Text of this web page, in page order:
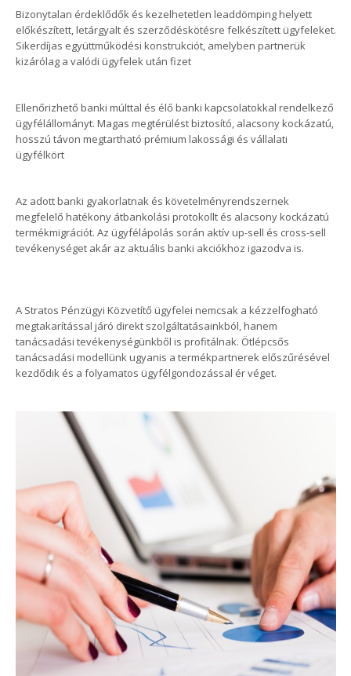
Bizonytalan érdeklődők és kezelhetetlen leaddömping helyett
előkészített, letárgyalt és szerződéskötésre felkészített ügyfeleket.
Sikerdíjas együttműködési konstrukciót, amelyben partnerük
kizárólag a valódi ügyfelek után fizet
Ellenőrizhető banki múlttal és élő banki kapcsolatokkal rendelkező
ügyfélállományt. Magas megtérülést biztosító, alacsony kockázatú,
hosszú távon megtartható prémium lakossági és vállalati
ügyfélkört
Az adott banki gyakorlatnak és követelményrendszernek
megfelelő hatékony átbankolási protokollt és alacsony kockázatú
termékmigrációt. Az ügyfélápolás során aktív up-sell és cross-sell
tevékenységet akár az aktuális banki akciókhoz igazodva is.
A Stratos Pénzügyi Közvetítő ügyfelei nemcsak a kézzelfogható
megtakarítással járó direkt szolgáltatásainkból, hanem
tanácsadási tevékenységünkből is profitálnak. Ötlépcsős
tanácsadási modellünk ugyanis a termékpartnerek előszűrésével
kezdődik és a folyamatos ügyfélgondozással ér véget.